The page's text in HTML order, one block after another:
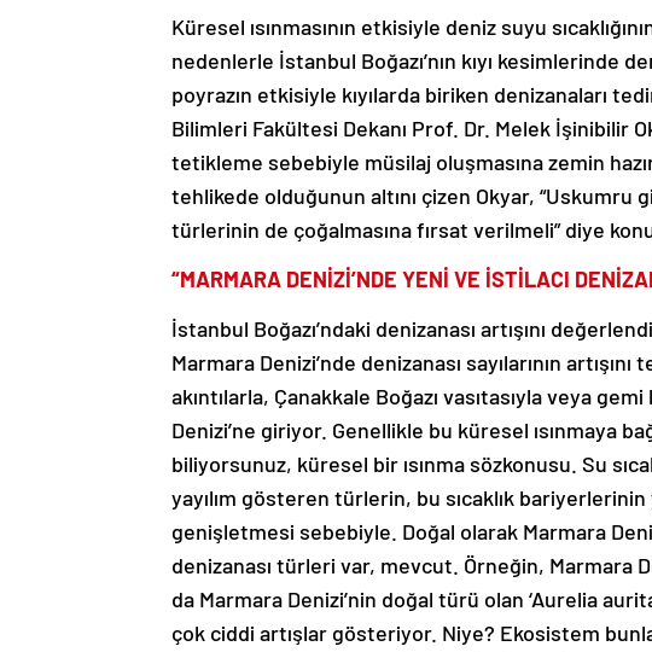
Küresel ısınmasının etkisiyle deniz suyu
nedenlerle İstanbul Boğazı’nın kıyı kesimlerinde
poyrazın etkisiyle kıyılarda biriken denizanaları
Bilimleri Fakültesi Dekanı Prof. Dr. Melek İşinibilir
tetikleme sebebiyle müsilaj oluşmasına zemin
tehlikede olduğunun altını çizen Okyar, “Uskumru
türlerinin de çoğalmasına fırsat verilmeli” diye
“MARMARA DENİZİ’NDE YENİ VE İSTİLACI
İstanbul Boğazı’ndaki denizanası artışını
Marmara Denizi’nde denizanası sayılarının
akıntılarla, Çanakkale Boğazı vasıtasıyla veya
Denizi’ne giriyor. Genellikle bu küresel ısınmaya
biliyorsunuz, küresel bir ısınma sözkonusu. Su
yayılım gösteren türlerin, bu sıcaklık bariyerlerinin
genişletmesi sebebiyle. Doğal olarak Marmara
denizanası türleri var, mevcut. Örneğin, Marmara
da Marmara Denizi’nin doğal türü olan ‘Aurelia
çok ciddi artışlar gösteriyor. Niye? Ekosistem